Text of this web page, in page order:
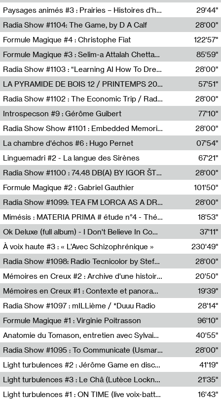
Revue Les Chambres,Marie-Hélène Lafon
Paysages animés #3 : Prairies – Histoires d’herbes et d’humains
Anne Simon
29'44"
Radia Show #1104: The Game, by D A Calf
Radio One NZ
28'00"
Formule Magique #4 : Christophe Fiat
Nathalie Lacroix
122'57"
Formule Magique #3 : Selim-a Attalah Chettaoui
Nathalie Lacroix,Selim-a Attalah Chettaoui
85'59"
Radia Show #1103 : “Learning AI How To Dream” by Sebastian Dingens (Radio Campus Bruxelles)
Radio Campus Bruxelles
28'00"
LA PYRAMIDE DE BOIS 12 / PRINTEMPS 2026
Sammy Stein
57'51"
Radia Show #1102 : The Economic Trip / Radio Grenouille
Radio Grenouille
28'00"
Introspecson #9 : Gérôme Guibert
Pierre Henry,Gérôme Guibert
77'10"
Radia Show Show #1101 : Embedded Memories by Jimmy Peggie / radioart106
Jimmy Peggie,radioart106
28'00"
La chambre d'échos #6 : Hugo Pernet
Revue Les Chambres,Hugo Pernet
07'54"
Linguemadri #2 - La langue des Sirènes
Meris Angioletti
67'21"
Radia Show #1100 : 74.48 DB(A) BY IGOR ŠTROMAJER FOR RADIO X
radio x
28'00"
Formule Magique #2 : Gabriel Gauthier
Nathalie Lacroix,Gabriel Gauthier
101'50"
Radia Show #1099: TEA FM LORCA AS A DREAM
TEAFM
28'00"
Mimésis : MATERIA PRIMA # étude n°4 - Théâtre de l’Aquarium
Francesco Russo,Scuola della Crisi
18'53"
Ok Deluxe (full album) - I Don't Believe In Computing
37'11"
À voix haute #3 : « L’Avec Schizophrénique »
230'49"
Radia Show #1098: Radio Tecnicolor by Stefan Nussbaumer & Georg Zichy (Radio Orange 94.0)
Radio Orange 94.0
28'00"
Mémoires en Creux #2 : Archive d'une histoire artistique
Sophie Auger-Grappin
20'50"
Mémoires en Creux #1 : Contexte et panorama
Sophie Auger-Grappin
19'39"
Radia Show #1097 : mILLième / *Duuu Radio
28'14"
Formule Magique #1 : Virginie Poitrasson
Nathalie Lacroix,Virginie Poitrasson
96'10"
Anatomie du Tomason, entretien avec Sylvain Cardonnel
Loraine Baud,Sylvain Cardonnel
40'55"
Radia Show #1095 : To Communicate (Usmaradio)
Usmaradio
28'00"
Light turbulences #2 : Jérôme Game en discussion avec Thomas Corlin
41'19"
Light turbulences #3 : Le Châ (Lutèce Lockness)
Lutèce Lockness
21'35"
Light turbulences #1 : ON TIME (live voix-batterie) avec Jérôme Game & Jean-Michel Espitallier
16'43"